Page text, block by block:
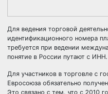
Для ведения торговой
идентификационного номера
требуется при ведении
понятие в России путают с ИНН.
Для участников в торговле с
Евросоюза обязательно
Это связано с тем, что с 2010